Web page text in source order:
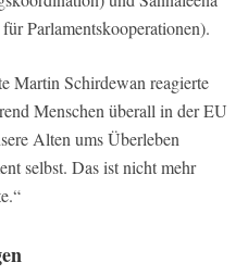
Parlamentskooperationen).
Martin Schirdewan reagierte
Menschen überall in der EU
Alten ums Überleben
selbst. Das ist nicht mehr